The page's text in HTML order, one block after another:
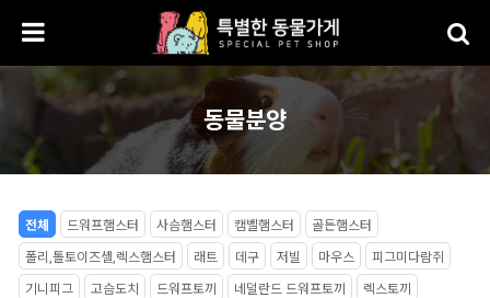
동물분양
전체 드워프햄스터 사슴햄스터 캠벨햄스터 골든햄스터
폴리,톨토이즈셸,렉스햄스터 래트 데구 저빌 마우스 피그미다람쥐
기니피그 고슴도치 드워프토끼 네덜란드 드워프토끼 렉스토끼